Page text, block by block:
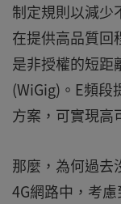
制定規則以減少
在提供高品質回
是非授權的短距
(WiGig)。E頻段
方案，可實現高
那麼，為何過去
4G網路中，考